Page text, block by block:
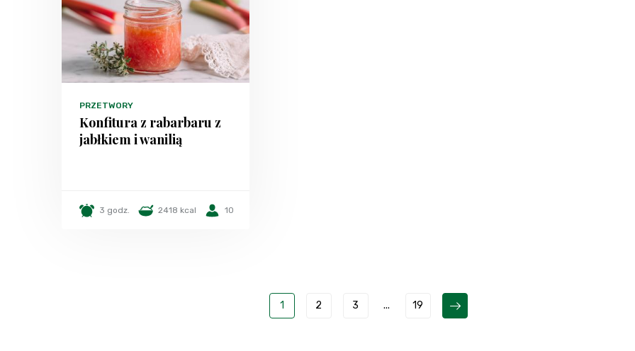
PRZETWORY
Konfitura z rabarbaru z
jabłkiem i wanilią
3 godz. 2418 kcal 10
1 2 3 ... 19